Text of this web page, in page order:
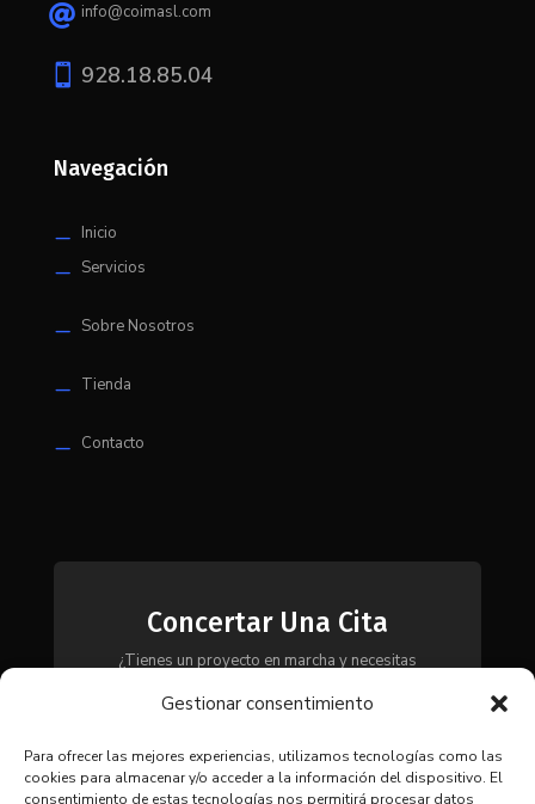
Gestionar consentimiento
Para ofrecer las mejores experiencias, utilizamos tecnologías como las
cookies para almacenar y/o acceder a la información del dispositivo. El
consentimiento de estas tecnologías nos permitirá procesar datos
 info@coimasl.com
 928.18.85.04
Navegación
K Inicio
K Servicios
K Sobre Nosotros
K Tienda
K Contacto
Concertar Una Cita
¿Tienes un proyecto en marcha y necesitas
contacto con nosotros y te asesoraremos para
necesidades.